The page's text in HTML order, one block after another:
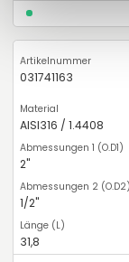
031741163
AISI316 / 1.4408
2"
1/2"
31,8